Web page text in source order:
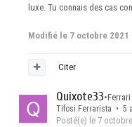
luxe. Tu connais des cas
Modifié le 7 octobre 2021
Citer
Quixote33•
Tifosi Ferrarista • 5
Posté(e) le 7